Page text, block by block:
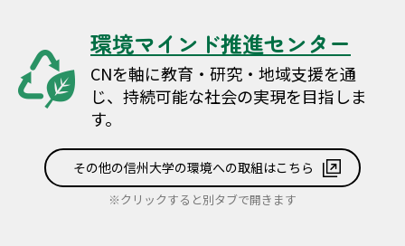
環境マインド推進センター
CNを軸に教育・研究・地域支援を通
じ、持続可能な社会の実現を目指しま
す。
その他の信州大学の環境への取組はこちら
※クリックすると別タブで開きます